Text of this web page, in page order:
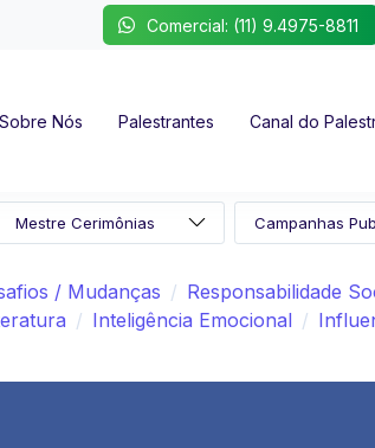
Comercial: (11) 9.4975-8811
Sobre Nós Palestrantes Canal do
/ Mudanças
Responsabilidade
Inteligência Emocional